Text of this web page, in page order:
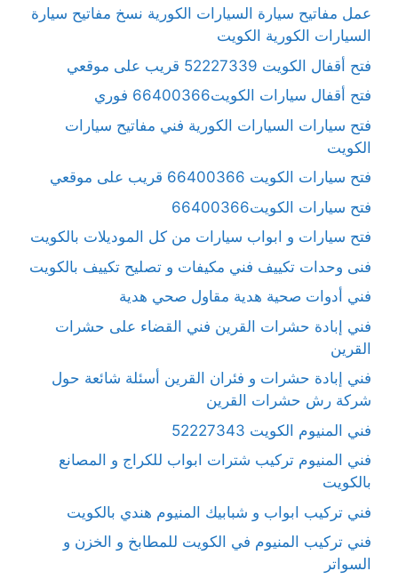
عمل مفاتيح سيارة السيارات الكورية نسخ مفاتيح سيارة
السيارات الكورية الكويت
فتح أقفال الكويت 52227339 قريب على موقعي
فتح أقفال سيارات الكويت66400366 فوري
فتح سيارات السيارات الكورية فني مفاتيح سيارات
الكويت
فتح سيارات الكويت 66400366 قريب على موقعي
فتح سيارات الكويت66400366
فتح سيارات و ابواب سيارات من كل الموديلات بالكويت
فنى وحدات تكييف فني مكيفات و تصليح تكييف بالكويت
فني أدوات صحية هدية مقاول صحي هدية
فني إبادة حشرات القرين فني القضاء على حشرات
القرين
فني إبادة حشرات و فئران القرين أسئلة شائعة حول
شركة رش حشرات القرين
فني المنيوم الكويت 52227343
فني المنيوم تركيب شترات ابواب للكراج و المصانع
بالكويت
فني تركيب ابواب و شبابيك المنيوم هندي بالكويت
فني تركيب المنيوم في الكويت للمطابخ و الخزن و
السواتر